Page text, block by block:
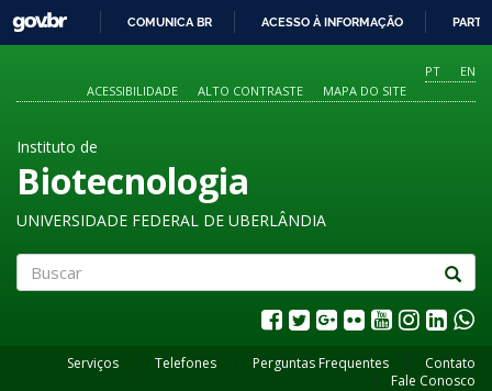
O
CONTEÚDO
GOVBR
COMUNICA BR ACESSO À INFORMAÇÃO
PT
EN
ACESSIBILIDADE
ALTO CONTRASTE MAPA DO SITE
Instituto de
Biotecnologia
UNIVERSIDADE FEDERAL DE UBERLÂNDIA
Serviços Telefones Perguntas Frequentes
Contato
Fale Conosco